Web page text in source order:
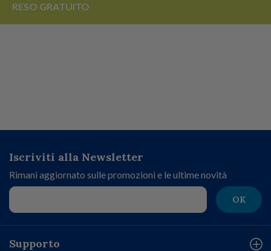
RESO GRATUITO
Iscriviti alla Newsletter
Rimani aggiornato sulle promozioni e le ultime novità
OK
Supporto